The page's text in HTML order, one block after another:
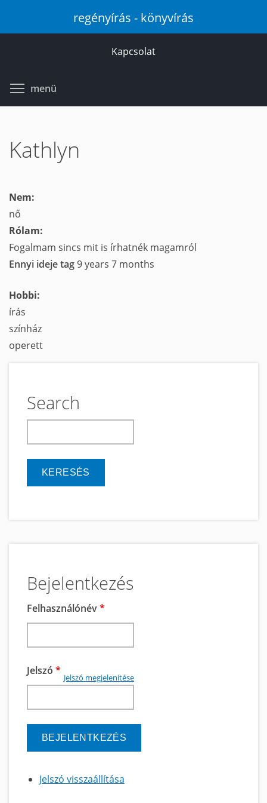
regényírás - könyvírás
Kapcsolat
menü
Kathlyn
Nem:
nő
Rólam:
Fogalmam sincs mit is írhatnék magamról
Ennyi ideje tag9 years 7 months
Hobbi:
írás
színház
operett
Search
Bejelentkezés
Felhasználónév*
Jelszó *
Jelszó megjelenítése
Jelszó visszaállítása